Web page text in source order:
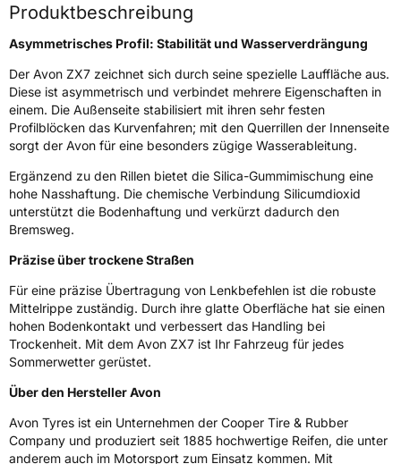
Weitere Eigenschaften
Schlauchtyp TL
Zustand Neureifen
EU Label
EffizienzC
NasshaftungA
Rollgeräusch (Klasse)B
3PMSF / Schneeflockensymbol / Alpine-Symbol Nein
Produktbeschreibung
Asymmetrisches Profil: Stabilität und Wasserverdrängung
Der Avon ZX7 zeichnet sich durch seine spezielle Lauffläche aus.
Diese ist asymmetrisch und verbindet mehrere Eigenschaften in
einem. Die Außenseite stabilisiert mit ihren sehr festen
Profilblöcken das Kurvenfahren; mit den Querrillen der Innenseite
sorgt der Avon für eine besonders zügige Wasserableitung.
Ergänzend zu den Rillen bietet die Silica-Gummimischung eine
hohe Nasshaftung. Die chemische Verbindung Silicumdioxid
unterstützt die Bodenhaftung und verkürzt dadurch den
Bremsweg.
Präzise über trockene Straßen
Für eine präzise Übertragung von Lenkbefehlen ist die robuste
Mittelrippe zuständig. Durch ihre glatte Oberfläche hat sie einen
hohen Bodenkontakt und verbessert das Handling bei
Trockenheit. Mit dem Avon ZX7 ist Ihr Fahrzeug für jedes
Sommerwetter gerüstet.
Über den Hersteller Avon
Avon Tyres ist ein Unternehmen der Cooper Tire & Rubber
Company und produziert seit 1885 hochwertige Reifen, die unter
anderem auch im Motorsport zum Einsatz kommen. Mit